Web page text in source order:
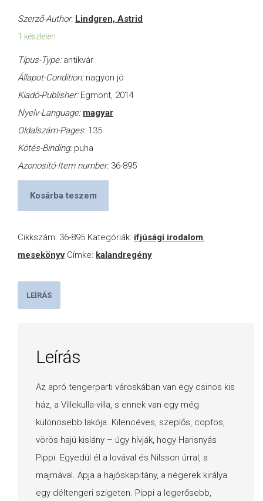
Szerző-Author: Lindgren, Astrid
1 készleten
Típus-Type: antikvár
Állapot-Condition: nagyon jó
Kiadó-Publisher: Egmont, 2014
Nyelv-Language: magyar
Oldalszám-Pages: 135
Kötés-Binding: puha
Azonosító-Item number: 36-895
Kosárba teszem
Cikkszám: 36-895 Kategóriák: ifjúsági irodalom,
mesekönyv Címke: kalandregény
LEÍRÁS
Leírás
Az apró tengerparti városkában van egy csinos kis
ház, a Villekulla-villa, s ennek van egy még
különösebb lakója. Kilencéves, szeplős, copfos,
vörös hajú kislány – úgy hívják, hogy Harisnyás
Pippi. Egyedül él a lovával és Nilsson úrral, a
majmával. Apja a hajóskapitány, a négerek királya
egy déltengeri szigeten. Pippi a legerősebb,